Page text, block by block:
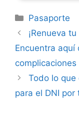
Categorías
Pasaporte
Navegación
de
¡Renueva
Encuentra
complicaciones
Todo lo
para el DNI por